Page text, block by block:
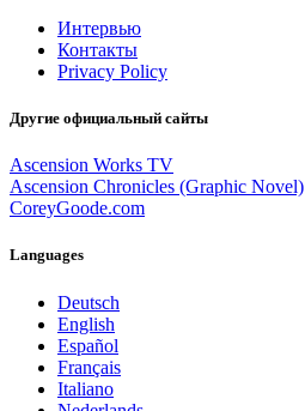
Интервью
Контакты
Privacy Policy
Другие официальный сайты
Ascension Works TV
Ascension Chronicles (Graphic Novel)
CoreyGoode.com
Languages
Deutsch
English
Español
Français
Italiano